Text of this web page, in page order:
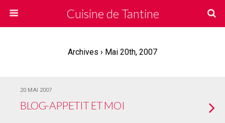
Cuisine de Tantine
Archives › Mai 20th, 2007
20 MAI 2007
BLOG-APPETIT ET MOI